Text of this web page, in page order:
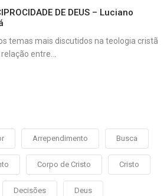
DE DEUS – Luciano
temas mais discutidos na teologia cristã
entre...
Arrependimento Busca
Corpo de Cristo Cristo
Decisões Deus